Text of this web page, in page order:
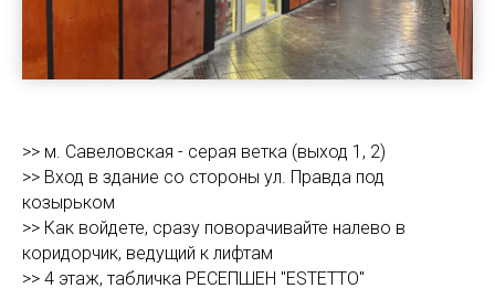
>> м. Савеловская - серая ветка (выход 1, 2)
>> Вход в здание со стороны ул. Правда под
козырьком
>> Как войдете, сразу поворачивайте налево в
коридорчик, ведущий к лифтам
>> 4 этаж, табличка РЕСЕПШЕН "ESTETTO"